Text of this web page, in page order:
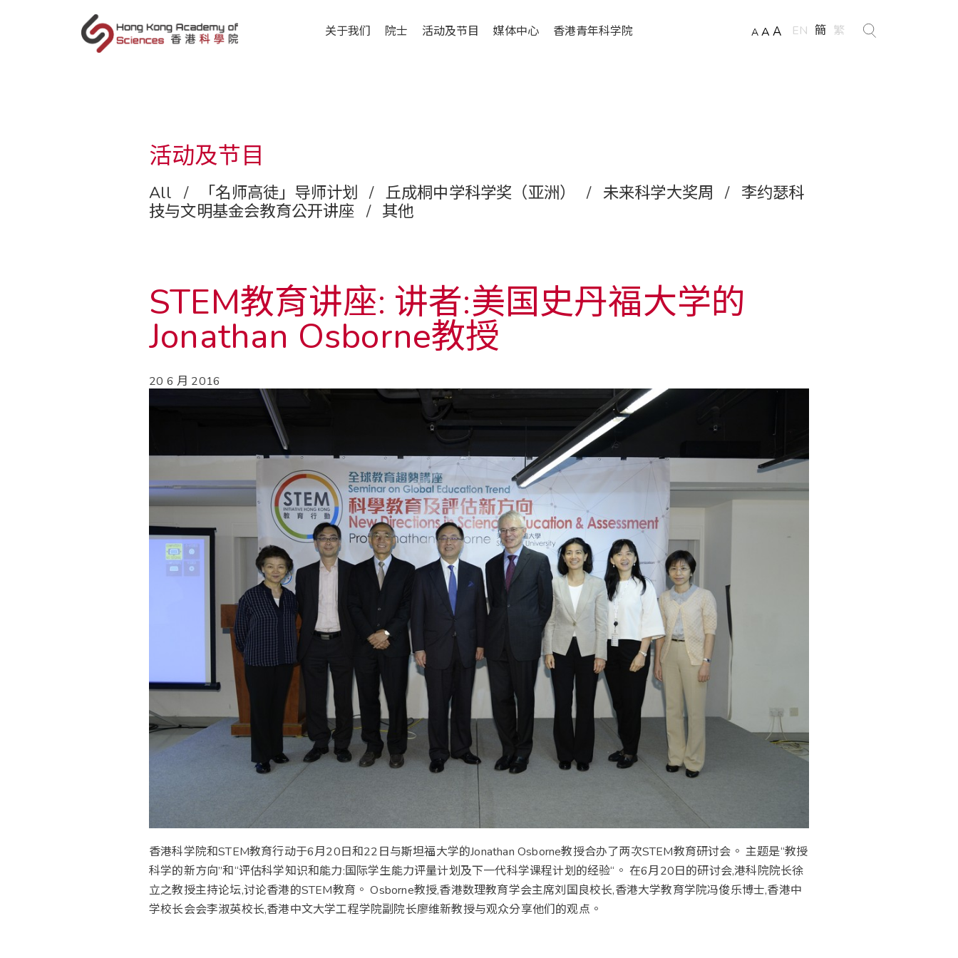
关于我们
院士 活动及节目 媒体中心 香港青年科学院 EN 簡 繁
A A A
活动及节目
All / 「名师高徒」导师计划 / 丘成桐中学科学奖（亚洲） / 未来科学大奖周 / 李约瑟科
技与文明基金会教育公开讲座 / 其他
STEM教育讲座: 讲者:美国史丹福大学的
Jonathan Osborne教授
20 6 月 2016
香港科学院和STEM教育行动于6月20日和22日与斯坦福大学的Jonathan Osborne教授合办了两次STEM教育研讨会。 主题是“教授
科学的新方向”和“评估科学知识和能力:国际学生能力评量计划及下一代科学课程计划的经验“。 在6月20日的研讨会,港科院院长徐
立之教授主持论坛,讨论香港的STEM教育。 Osborne教授,香港数理教育学会主席刘国良校长,香港大学教育学院冯俊乐博士,香港中
学校长会会李淑英校长,香港中文大学工程学院副院长廖维新教授与观众分享他们的观点。